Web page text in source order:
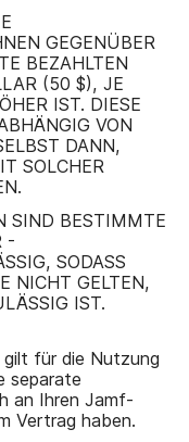
GEGENÜBER
BEZAHLTEN
(50 $), JE
IST. DIESE
VON
DANN,
SOLCHER
SIND BESTIMMTE
-
SODASS
NICHT GELTEN,
IST.
gilt für die Nutzung
separate
an Ihren Jamf-
Vertrag haben.